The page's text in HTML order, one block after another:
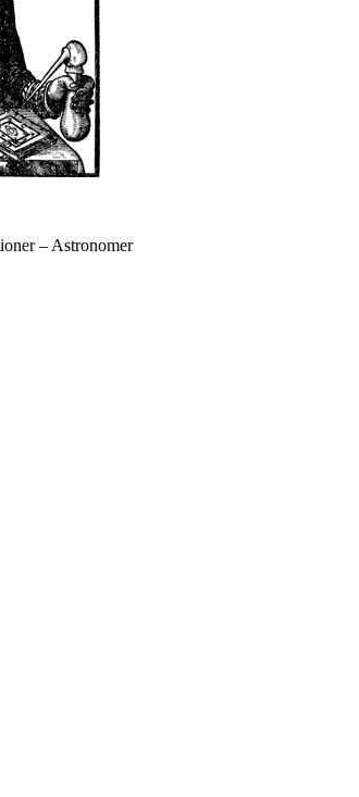
– Astronomer